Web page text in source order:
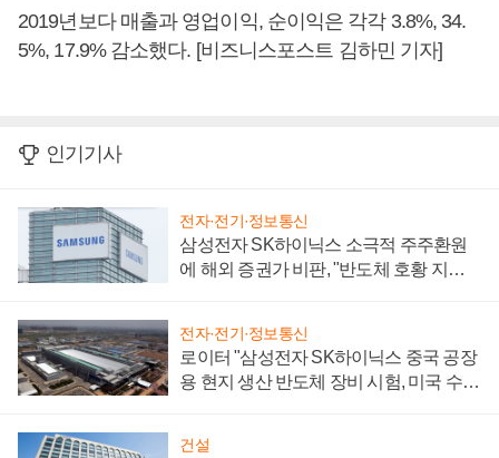
2019년보다 매출과 영업이익, 순이익은 각각 3.8%, 34.
5%, 17.9% 감소했다. [비즈니스포스트 김하민 기자]
인기기사
전자·전기·정보통신
삼성전자 SK하이닉스 소극적 주주환원
에 해외 증권가 비판, "반도체 호황 지속
전자·전기·정보통신
로이터 "삼성전자 SK하이닉스 중국 공장
용 현지 생산 반도체 장비 시험, 미국 수출
건설